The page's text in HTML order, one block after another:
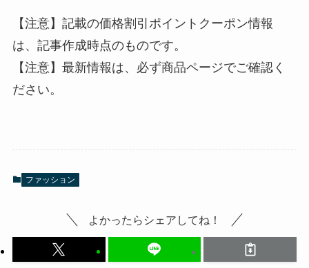
【注意】記載の価格割引ポイントクーポン情報
は、記事作成時点のものです。
【注意】最新情報は、必ず商品ページでご確認く
ださい。
ファッション
よかったらシェアしてね！